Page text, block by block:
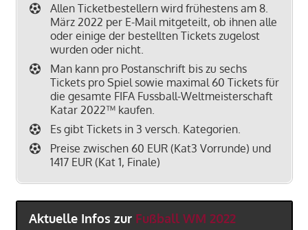
Allen Ticketbestellern wird frühestens am 8.
März 2022 per E-Mail mitgeteilt, ob ihnen alle
oder einige der bestellten Tickets zugelost
wurden oder nicht.
Man kann pro Postanschrift bis zu sechs
Tickets pro Spiel sowie maximal 60 Tickets für
die gesamte FIFA Fussball-Weltmeisterschaft
Katar 2022™ kaufen.
Es gibt Tickets in 3 versch. Kategorien.
Preise zwischen 60 EUR (Kat3 Vorrunde) und
1417 EUR (Kat 1, Finale)
Aktuelle Infos zur Fußball WM 2022